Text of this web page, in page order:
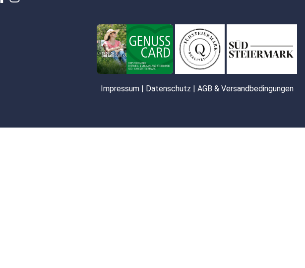
Impressum| Datenschutz AGB & Versandbedingungen